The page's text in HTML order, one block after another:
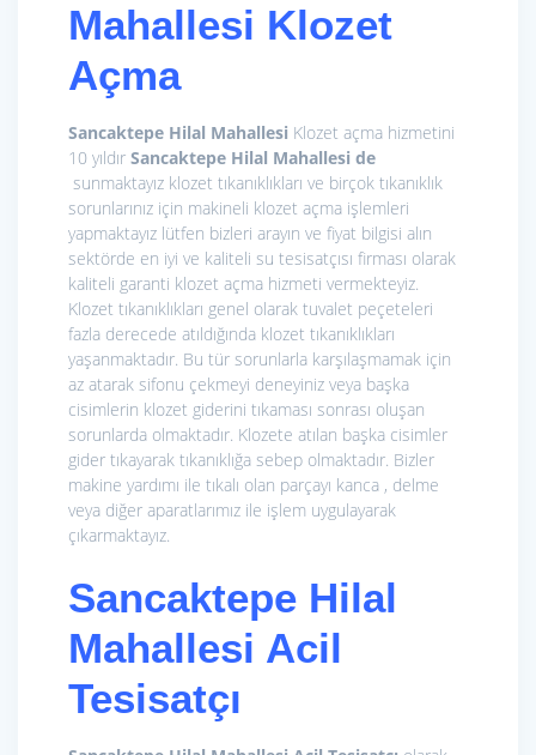
Mahallesi Klozet
Açma
Sancaktepe Hilal Mahallesi Klozet açma hizmetini
10 yıldır Sancaktepe Hilal Mahallesi de
sunmaktayız klozet tıkanıklıkları ve birçok tıkanıklık
sorunlarınız için makineli klozet açma işlemleri
yapmaktayız lütfen bizleri arayın ve fiyat bilgisi alın
sektörde en iyi ve kaliteli su tesisatçısı firması olarak
kaliteli garanti klozet açma hizmeti vermekteyiz.
Klozet tıkanıklıkları genel olarak tuvalet peçeteleri
fazla derecede atıldığında klozet tıkanıklıkları
yaşanmaktadır. Bu tür sorunlarla karşılaşmamak için
az atarak sifonu çekmeyi deneyiniz veya başka
cisimlerin klozet giderini tıkaması sonrası oluşan
sorunlarda olmaktadır. Klozete atılan başka cisimler
gider tıkayarak tıkanıklığa sebep olmaktadır. Bizler
makine yardımı ile tıkalı olan parçayı kanca , delme
veya diğer aparatlarımız ile işlem uygulayarak
çıkarmaktayız.
Sancaktepe Hilal
Mahallesi Acil
Tesisatçı